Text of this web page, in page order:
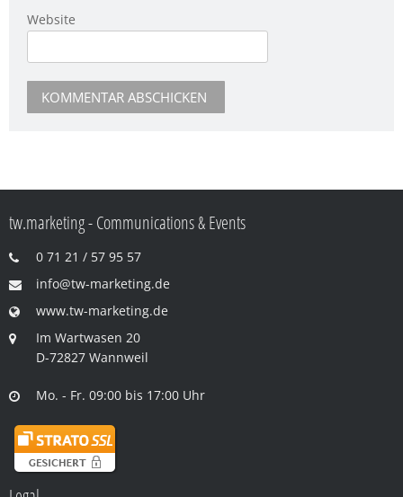
Website
tw.marketing - Communications & Events
0 71 21 / 57 95 57
info@tw-marketing.de
www.tw-marketing.de
Im Wartwasen 20
D-72827 Wannweil
Mo. - Fr. 09:00 bis 17:00 Uhr